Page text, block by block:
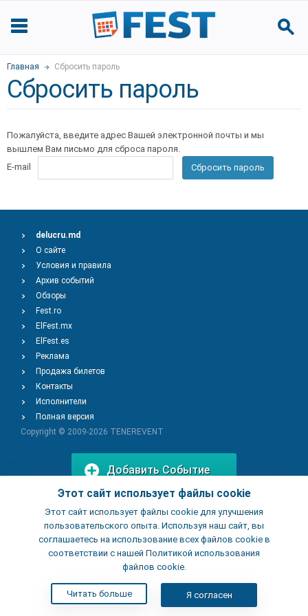
Главная Сбросить пароль
Сбросить пароль
Пожалуйста, введите адрес Вашей электронной почты и мы
вышлем Вам письмо для сброса пароля.
E-mail
Сбросить пароль
Этот сайт использует файлы cookie
Этот сайт использует файлы cookie для улучшения
пользовательского опыта. Используя наш сайт, вы
соглашаетесь на использование всех файлов cookie в
соответствии с нашей Политикой использования
файлов cookie.
Читать больше Я согласен
delucru.md
О сайте
Условия и правила
Архив событий
Обзоры
Fest.ro
ElFest.mx
ElFest.es
Реклама
Продажа билетов
Контакты
Исполнители
Полная версия
Copyright © 2009-2026 TENEREVENT
Добавить Событие
Добавить Заведение